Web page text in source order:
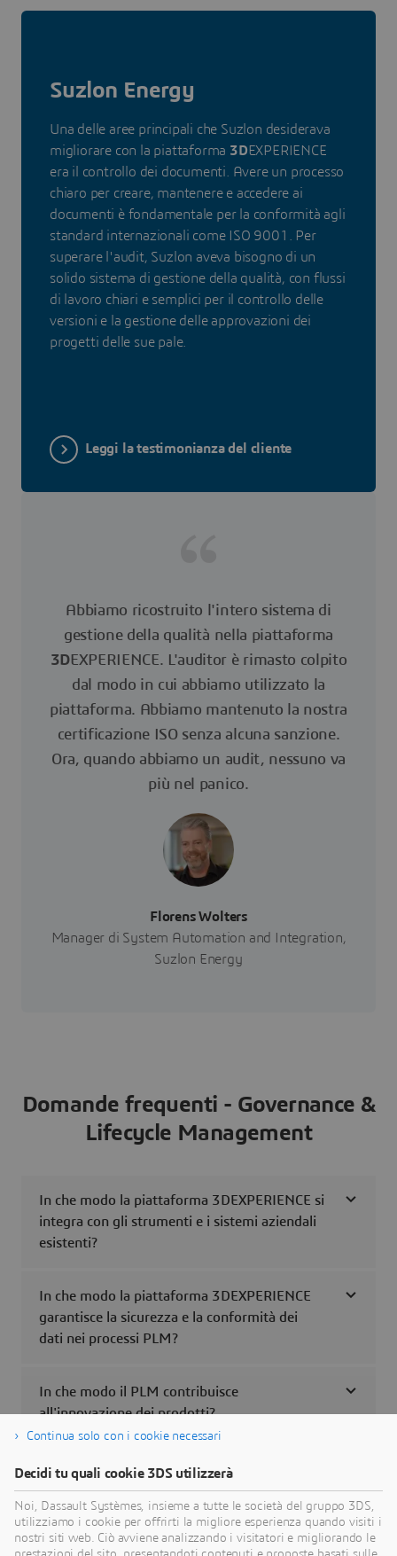
Suzlon Energy
Una delle aree principali che Suzlon desiderava
migliorare con la piattaforma 3DEXPERIENCE
era il controllo dei documenti. Avere un processo
chiaro per creare, mantenere e accedere ai
documenti è fondamentale per la conformità agli
standard internazionali come ISO 9001. Per
superare l'audit, Suzlon aveva bisogno di un
solido sistema di gestione della qualità, con flussi
di lavoro chiari e semplici per il controllo delle
versioni e la gestione delle approvazioni dei
progetti delle sue pale.
Leggi la testimonianza del cliente
Abbiamo ricostruito l'intero sistema di
gestione della qualità nella piattaforma
3DEXPERIENCE. L'auditor è rimasto colpito
dal modo in cui abbiamo utilizzato la
piattaforma. Abbiamo mantenuto la nostra
certificazione ISO senza alcuna sanzione.
Ora, quando abbiamo un audit, nessuno va
più nel panico.
Florens Wolters
Manager di System Automation and Integration,
Suzlon Energy
Domande frequenti - Governance &
Lifecycle Management
In che modo la piattaforma 3DEXPERIENCE si
integra con gli strumenti e i sistemi aziendali
esistenti?
In che modo la piattaforma 3DEXPERIENCE
garantisce la sicurezza e la conformità dei
dati nei processi PLM?
In che modo il PLM contribuisce
all'innovazione dei prodotti?
In che modo il PLM basato sul cloud si
differenzia dal PLM on-premise?
Le piccole e medie imprese possono trarre
Continua solo con i cookie necessari
Decidi tu quali cookie 3DS utilizzerà
Noi, Dassault Systèmes, insieme a tutte le società del gruppo 3DS,
utilizziamo i cookie per offrirti la migliore esperienza quando visiti i
nostri siti web. Ciò avviene analizzando i visitatori e migliorando le